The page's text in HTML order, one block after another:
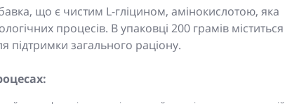
що є чистим L-гліцином, амінокислотою, яка
процесів. В упаковці 200 грамів міститься
загального раціону.